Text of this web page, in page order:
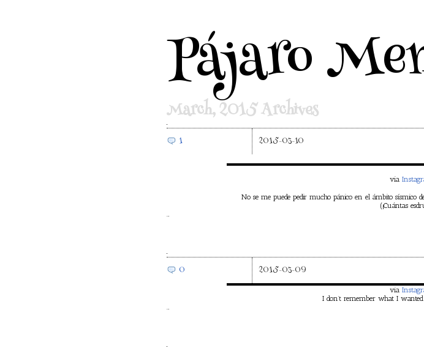
Pájaro
March, 2015 Archives
1 2015-03-10
via
No se me puede pedir mucho pánico en el ámbito sísmico
(¡Cuántas
…
0 2015-03-09
via
I don’t remember what I
…